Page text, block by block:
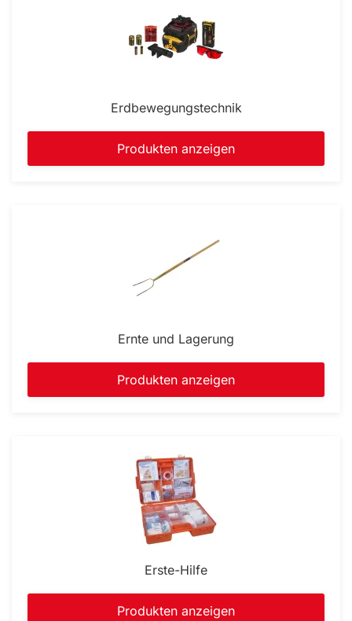
Erdbewegungstechnik
Produkten anzeigen
Ernte und Lagerung
Produkten anzeigen
Erste-Hilfe
Produkten anzeigen